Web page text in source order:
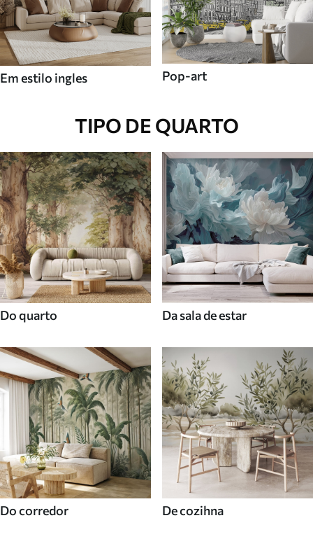
Em estilo ingles Pop-art
TIPO DE QUARTO
Do quarto Da sala de estar
Do corredor De cozihna